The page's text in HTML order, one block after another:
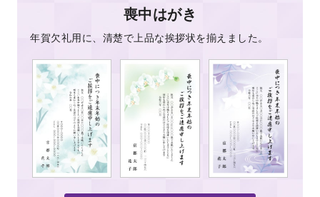
喪中はがき
年賀欠礼用に、清楚で上品な挨拶状を揃えました。